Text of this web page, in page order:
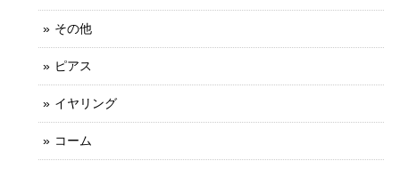
その他
ピアス
イヤリング
コーム